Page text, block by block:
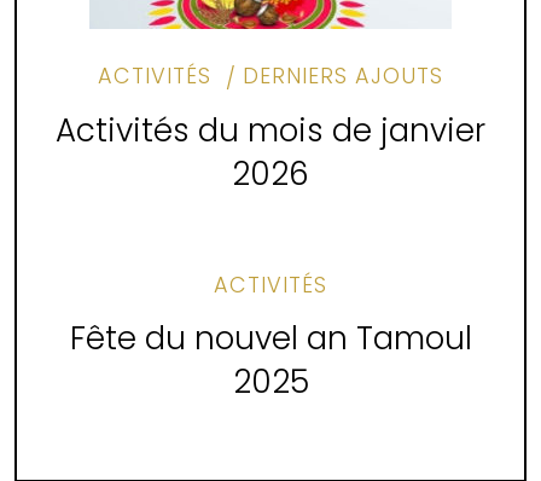
ACTIVITÉS DERNIERS AJOUTS
Activités du mois de janvier
2026
ACTIVITÉS
Fête du nouvel an Tamoul
2025